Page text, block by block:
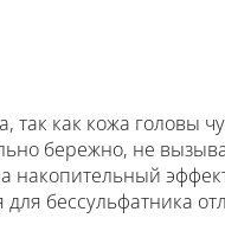
так как кожа головы
бережно, не
бессульфатника